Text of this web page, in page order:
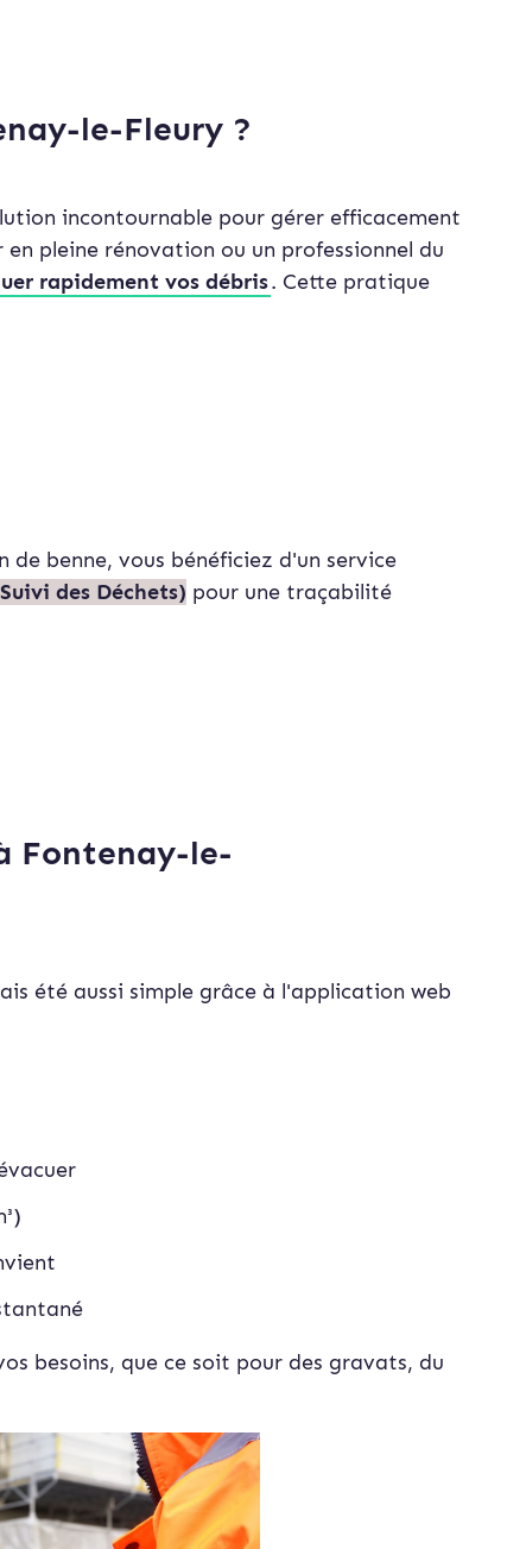
le-Fleury ?
incontournable pour gérer efficacement
pleine rénovation ou un professionnel du
rapidement vos débris. Cette pratique
de benne, vous bénéficiez d'un service
des Déchets) pour une traçabilité
Fontenay-le-
été aussi simple grâce à l'application web
tané
besoins, que ce soit pour des gravats, du